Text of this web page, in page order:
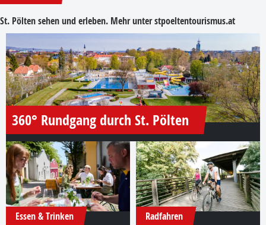
St. Pölten sehen und erleben. Mehr unterstpoeltentourismus.at
360° Rundgang durch St. Pölten
Essen & Trinken Radfahren